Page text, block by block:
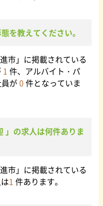
を教えてください。
市」に掲載されている
1 件、アルバイト・パ
が0 件となっていま
」の求人は何件ありま
市」に掲載されている
1 件あります。